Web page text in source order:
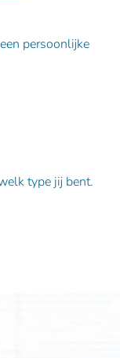
persoonlijke
type jij bent.